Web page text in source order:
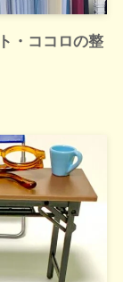
・ココロの整